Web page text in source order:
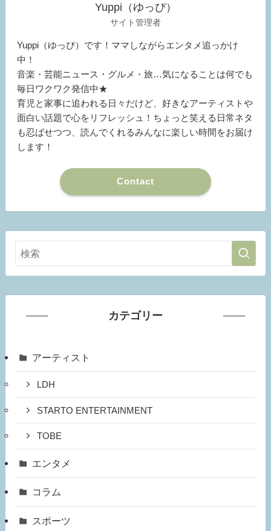
Yuppi（ゆっぴ）
サイト管理者
Yuppi（ゆっぴ）です！ママしながらエンタメ追っかけ
中！
音楽・芸能ニュース・グルメ・旅…気になることは何でも
毎日ワクワク発信中★
育児と家事に追われる日々だけど、好きなアーティストや
面白い話題で心をリフレッシュ！ちょっと笑える日常ネタ
も忍ばせつつ、読んでくれるみんなに楽しい時間をお届け
します！
Contact
カテゴリー
アーティスト
LDH
STARTO ENTERTAINMENT
TOBE
エンタメ
コラム
スポーツ